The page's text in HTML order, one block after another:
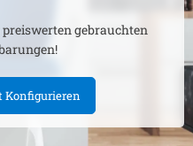
gebrauchten